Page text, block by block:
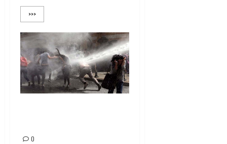
>>>
0